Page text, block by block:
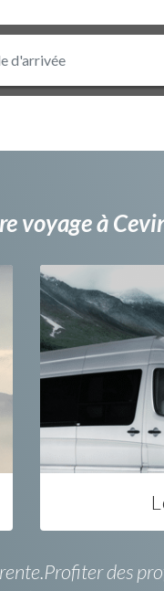
voyage à
des